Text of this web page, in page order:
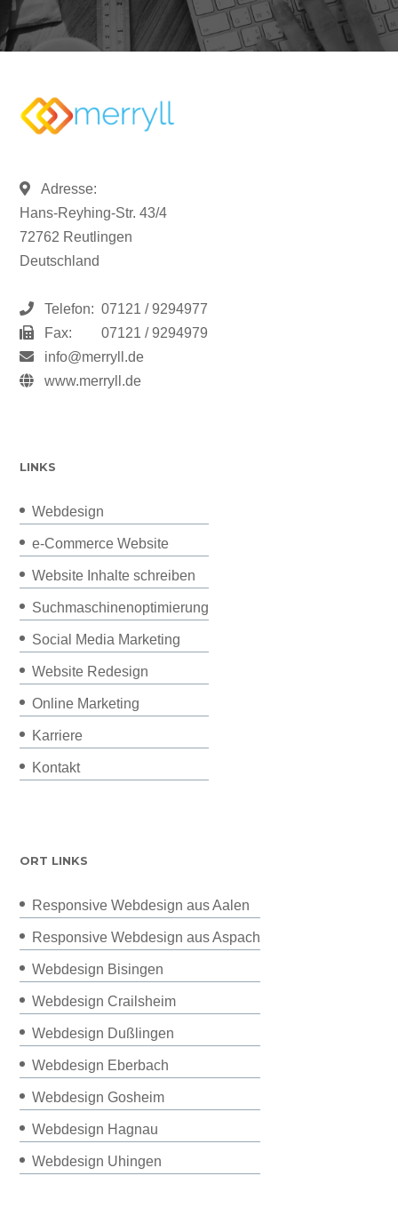
Adresse:
Hans-Reyhing-Str. 43/4
72762 Reutlingen
Deutschland
Telefon: 07121 / 9294977
Fax:
07121 / 9294979
info@merryll.de
www.merryll.de
LINKS
Webdesign
e-Commerce Website
Website Inhalte schreiben
Suchmaschinenoptimierung
Social Media Marketing
Website Redesign
Online Marketing
Karriere
Kontakt
ORT LINKS
Responsive Webdesign aus Aalen
Responsive Webdesign aus Aspach
Webdesign Bisingen
Webdesign Crailsheim
Webdesign Dußlingen
Webdesign Eberbach
Webdesign Gosheim
Webdesign Hagnau
Webdesign Uhingen